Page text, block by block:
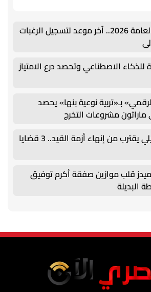
تنسيق الثانوية العامة 2026.. آخر موعد لتسجيل الرغبات
الاصطناعي وتحصد درع الامتياز
بـ«تربية نوعية بنها» يحصد
ماراثون مشروعات التخرج
مبيت...الإسماعيلي يقترب من إنهاء أزمة القيد.. 3 قضايا
قلب موازين صفقة أكرم توفيق
البديلة